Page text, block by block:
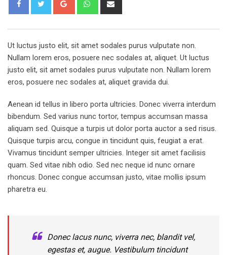
Ut luctus justo elit, sit amet sodales purus vulputate non.
Nullam lorem eros, posuere nec sodales at, aliquet. Ut luctus
justo elit, sit amet sodales purus vulputate non. Nullam lorem
eros, posuere nec sodales at, aliquet gravida dui.
Aenean id tellus in libero porta ultricies. Donec viverra interdum
bibendum. Sed varius nunc tortor, tempus accumsan massa
aliquam sed. Quisque a turpis ut dolor porta auctor a sed risus.
Quisque turpis arcu, congue in tincidunt quis, feugiat a erat.
Vivamus tincidunt semper ultricies. Integer sit amet facilisis
quam. Sed vitae nibh odio. Sed nec neque id nunc ornare
rhoncus. Donec congue accumsan justo, vitae mollis ipsum
pharetra eu.
Donec lacus nunc, viverra nec, blandit vel,
egestas et, augue. Vestibulum tincidunt